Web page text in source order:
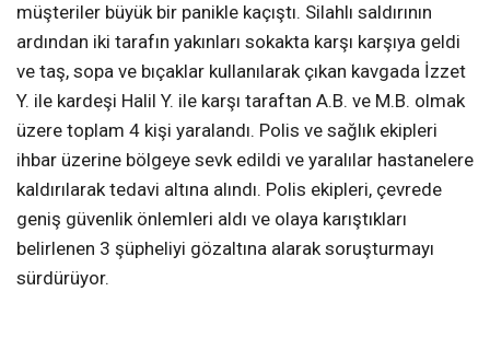
müşteriler büyük bir panikle kaçıştı. Silahlı saldırının
ardından iki tarafın yakınları sokakta karşı karşıya geldi
ve taş, sopa ve bıçaklar kullanılarak çıkan kavgada İzzet
Y. ile kardeşi Halil Y. ile karşı taraftan A.B. ve M.B. olmak
üzere toplam 4 kişi yaralandı. Polis ve sağlık ekipleri
ihbar üzerine bölgeye sevk edildi ve yaralılar hastanelere
kaldırılarak tedavi altına alındı. Polis ekipleri, çevrede
geniş güvenlik önlemleri aldı ve olaya karıştıkları
belirlenen 3 şüpheliyi gözaltına alarak soruşturmayı
sürdürüyor.